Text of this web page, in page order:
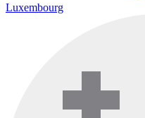
Luxembourg